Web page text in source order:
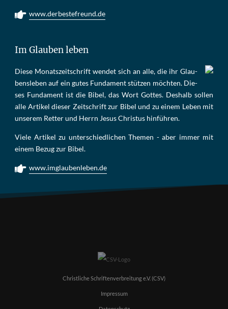
www.derbestefreund.de
Im Glauben leben
Die­se Mo­nats­zeit­schrift wen­det sich an alle, die ihr Glau­
bens­le­ben auf ein gu­tes Fun­da­ment stüt­zen möch­ten. Die­
ses Fun­da­ment ist die Bi­bel, das Wort Got­tes. Des­halb sol­len
al­le Ar­ti­kel die­ser Zeit­schrift zur Bi­bel und zu ei­nem Le­ben mit
un­se­rem Ret­ter und Herrn Je­sus Chris­tus hin­füh­ren.
Viele Artikel zu unterschiedlichen Themen - aber immer mit
einem Bezug zur Bibel.
www.imglaubenleben.de
Christliche Schriftenverbreitung e.V. (CSV)
Impressum